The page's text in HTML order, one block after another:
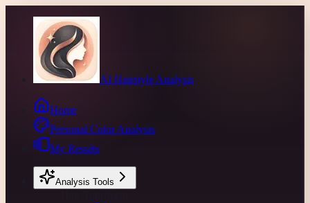
AI Hairstyle Analysis
Home
Personal Color Analysis
My Results
Analysis Tools